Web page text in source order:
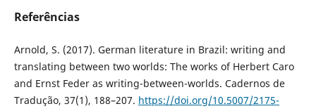
Referências
Arnold, S. (2017). German literature in Brazil: writing and
translating between two worlds: The works of Herbert Caro
and Ernst Feder as writing-between-worlds. Cadernos de
Tradução, 37(1), 188–207. https://doi.org/10.5007/2175-